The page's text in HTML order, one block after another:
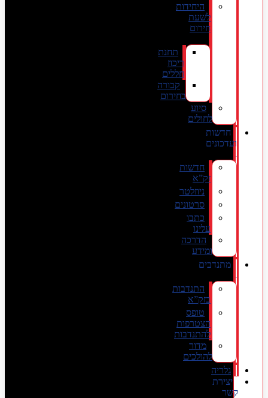
היחידות
לשעת
חירום
תחנת
ריכוז
חללים
קבורה
בחירום
סיוע
לחולים
חדשות
ועדכונים
חדשות
זק”א
ניוזלטר
סרטונים
כתבו
עלינו
הדרכה
ומידע
מתנדבים
התנדבות
בזק”א
טופס
הצטרפות
להתנדבות
מדור
להולכים
גלריה
יצירת
קשר